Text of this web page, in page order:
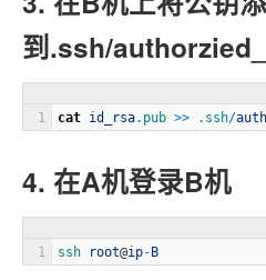
到.ssh/
1 cat id_rsa.pub >> .ssh/
4. 在A机登录B机
1 ssh root@ip- B